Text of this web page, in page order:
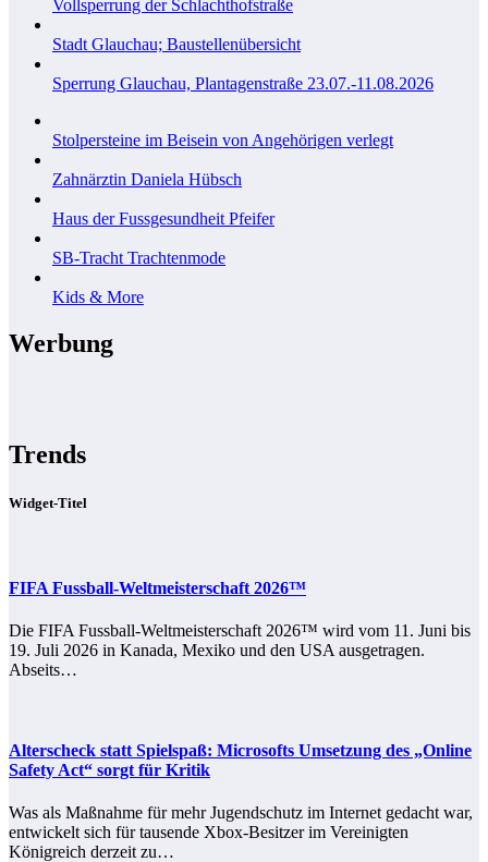
Vollsperrung der Schlachthofstraße
Stadt Glauchau; Baustellenübersicht
Sperrung Glauchau, Plantagenstraße 23.07.-11.08.2026
Stolpersteine im Beisein von Angehörigen verlegt
Zahnärztin Daniela Hübsch
Haus der Fussgesundheit Pfeifer
SB-Tracht Trachtenmode
Kids & More
Werbung
Trends
Widget-Titel
FIFA Fussball-Weltmeisterschaft 2026™
Die FIFA Fussball-Weltmeisterschaft 2026™ wird vom 11. Juni bis
19. Juli 2026 in Kanada, Mexiko und den USA ausgetragen.
Abseits…
Alterscheck statt Spielspaß: Microsofts Umsetzung des „Online
Safety Act“ sorgt für Kritik
Was als Maßnahme für mehr Jugendschutz im Internet gedacht war,
entwickelt sich für tausende Xbox-Besitzer im Vereinigten
Königreich derzeit zu…